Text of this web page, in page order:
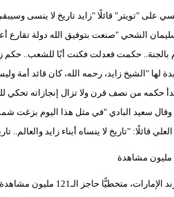
على "تويتر" قائلًا "زايد تاريخ لا ينسى
الشحي "صنعت بتوفيق الله دولة
حكمت فعدلت فكنت أبًا للشعب.. حكم
"الشيخ زايد، رحمه الله، كان قائد أمة
من نصف قرن ولا تزال إنجازاته تحكي
وقال سعيد البادي "في مثل هذا اليوم بزغت
قائلًا: "‏تاريخ لا ينساه أبناء زايد والعالم..
وتصدر "الهاشتاغ"